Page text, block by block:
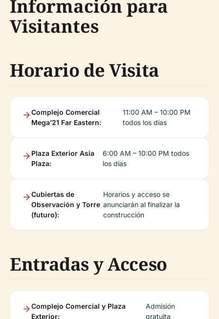
Información para
Visitantes
Horario de Visita
Complejo Comercial
Mega’21 Far Eastern:
11:00 AM – 10:00 PM
todos los días
Plaza Exterior Asia
Plaza:
6:00 AM – 10:00 PM todos
los días
Cubiertas de
Observación y Torre
(futuro):
Horarios y acceso se
anunciarán al finalizar la
construcción
Entradas y Acceso
Complejo Comercial y Plaza
Exterior:
Admisión
gratuita